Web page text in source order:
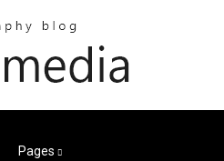
Pages